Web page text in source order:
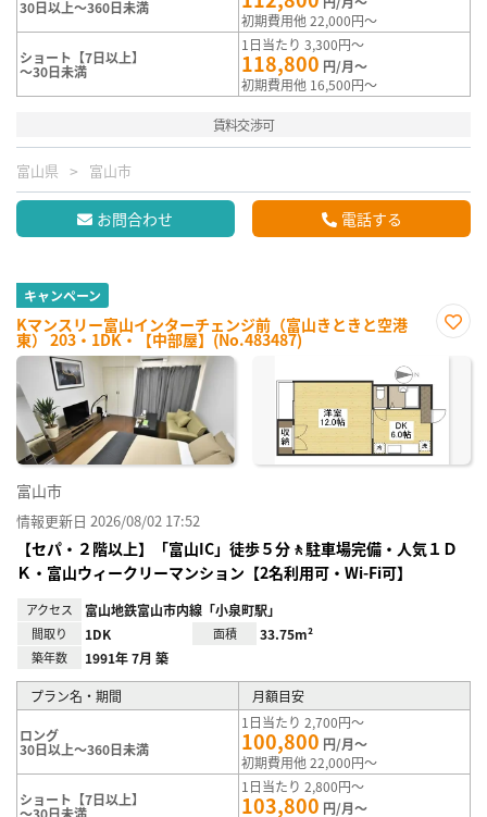
30日以上～360日未満
初期費用他 22,000円～
ショート【7日以上】
～30日未満
1日当たり 3,300円～
118,800 円/月～
初期費用他 16,500円～
賃料交渉可
富山県 富山市
お問合わせ 電話する
キャンペーン
Kマンスリー富山インターチェンジ前（富山きときと空港
東） 203・1DK・【中部屋】(No.483487)
に入
富山市
情報更新日 2026/08/02 17:52
【セパ・２階以上】「富山IC」徒歩５分🚶駐車場完備・人気１Ｄ
Ｋ・富山ウィークリーマンション【2名利用可・Wi-Fi可】
アクセス 富山地鉄富山市内線「小泉町駅」
間取り 1DK 面積 33.75m²
築年数 1991年 7月 築
プラン名・期間 月額目安
ロング
30日以上～360日未満
1日当たり 2,700円～
100,800 円/月～
初期費用他 22,000円～
ショート【7日以上】
1日当たり 2,800円～
103,800 円/月～